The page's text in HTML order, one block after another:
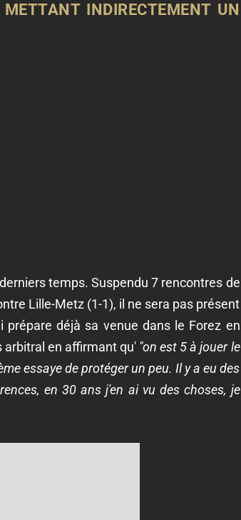
INDIRECTEMENT UN
temps. Suspendu 7 rencontres de
Lille-Metz (1-1), il ne sera pas présent
déjà sa venue dans le Forez en
arbitral en affirmant qu' "on est 5 à jouer le
essaye de protéger un peu. Il y a eu des
en 30 ans j'en ai vu des choses, je